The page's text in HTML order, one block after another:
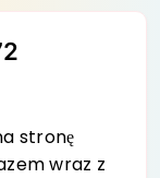
stronę
wraz z